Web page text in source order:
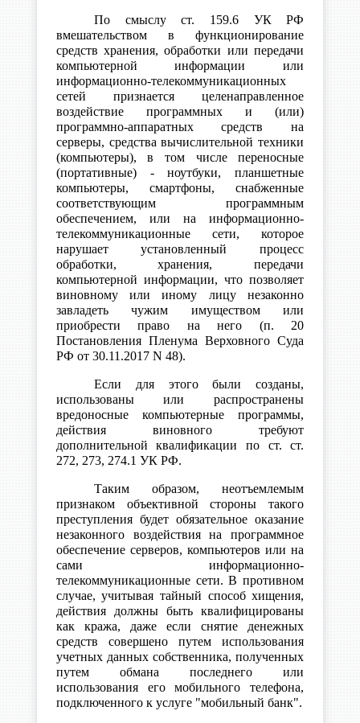
По смыслу ст. 159.6 УК РФ
вмешательством в функционирование
средств хранения, обработки или передачи
компьютерной информации или
информационно-телекоммуникационных
сетей признается целенаправленное
воздействие программных и (или)
программно-аппаратных средств на
серверы, средства вычислительной техники
(компьютеры), в том числе переносные
(портативные) - ноутбуки, планшетные
компьютеры, смартфоны, снабженные
соответствующим программным
обеспечением, или на информационно-
телекоммуникационные сети, которое
нарушает установленный процесс
обработки, хранения, передачи
компьютерной информации, что позволяет
виновному или иному лицу незаконно
завладеть чужим имуществом или
приобрести право на него (п. 20
Постановления Пленума Верховного Суда
РФ от 30.11.2017 N 48).
Если для этого были созданы,
использованы или распространены
вредоносные компьютерные программы,
действия виновного требуют
дополнительной квалификации по ст. ст.
272, 273, 274.1 УК РФ.
Таким образом, неотъемлемым
признаком объективной стороны такого
преступления будет обязательное оказание
незаконного воздействия на программное
обеспечение серверов, компьютеров или на
сами информационно-
телекоммуникационные сети. В противном
случае, учитывая тайный способ хищения,
действия должны быть квалифицированы
как кража, даже если снятие денежных
средств совершено путем использования
учетных данных собственника, полученных
путем обмана последнего или
использования его мобильного телефона,
подключенного к услуге "мобильный банк".